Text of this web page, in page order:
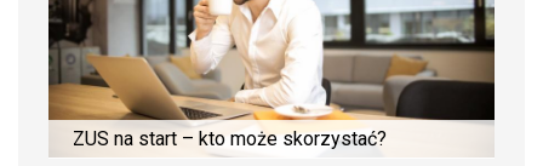
ZUS na start – kto może skorzystać?